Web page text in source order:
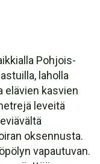
Pohjois-
laholla
elävien kasvien
leveitä
oksennusta.
vapautuvan.